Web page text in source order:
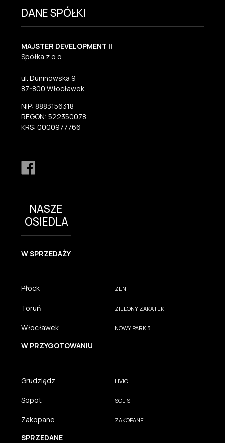
DANE SPÓŁKI
MAJSTER DEVELOPMENT II
Spółka z o.o.
ul. Duninowska 9
87-800 Włocławek
NIP: 8883156318
REGON: 522350078
KRS: 0000977766
NASZE
OSIEDLA
W SPRZEDAŻY
Płock ZEN
Toruń ZIELONY ZAKĄTEK
Włocławek NOWY PARK 3
W PRZYGOTOWANIU
Grudziądz LIVIO
Sopot SOLIS
Zakopane ZAKOPANE
SPRZEDANE